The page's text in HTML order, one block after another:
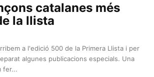
catalanes més
la llista
a l'edició 500 de la Primera Llista i per
algunes publicacions especials. Una
fer...